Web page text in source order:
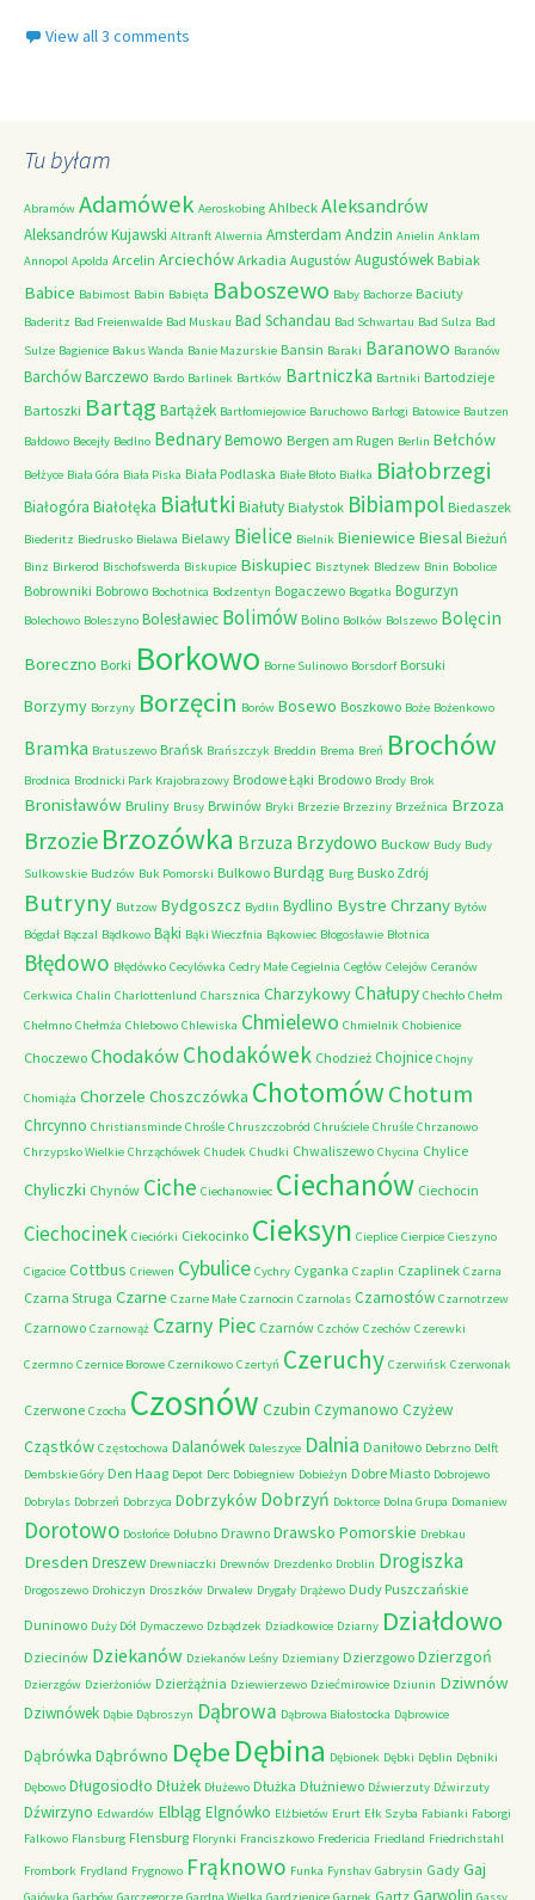
View all 3 comments
Tu byłam
Abramów Adamówek Aeroskobing Ahlbeck Aleksandrów
Aleksandrów Kujawski Altranft Alwernia Amsterdam Andzin Anielin Anklam
Annopol Apolda Arcelin Arciechów Arkadia Augustów Augustówek Babiak
Babice Babimost Babin Babięta Baboszewo Baby Bachorze Baciuty
Baderitz Bad Freienwalde Bad Muskau Bad Schandau Bad Schwartau Bad Sulza Bad
Sulze Bagienice Bakus Wanda Banie Mazurskie Bansin Baraki Baranowo Baranów
BarchówBarczewo Bardo Barlinek Bartków Bartniczka Bartniki Bartodzieje
Bartoszki Bartąg Bartążek Bartłomiejowice Baruchowo Barłogi Batowice Bautzen
Bałdowo Becejły Bedlno BednaryBemowo Bergen am Rugen Berlin Bełchów
Bełżyce Biała Góra Biała Piska Biała Podlaska Białe Błoto Białka Białobrzegi
Białogóra Białołęka Białutki Białuty Białystok Bibiampol Biedaszek
Biederitz Biedrusko Bielawa Bielawy Bielice Bielnik Bieniewice Biesal Bieżuń
Binz Birkerod Bischofswerda Biskupice Biskupiec Bisztynek Bledzew Bnin Bobolice
Bobrowniki Bobrowo Bochotnica Bodzentyn Bogaczewo Bogatka Bogurzyn
Bolechowo Boleszyno Bolesławiec Bolimów Bolino Bolków Bolszewo Bolęcin
Boreczno Borki Borkowo Borne Sulinowo Borsdorf Borsuki
Borzymy Borzyny Borzęcin Borów Bosewo Boszkowo Boże Bożenkowo
Bramka Bratuszewo Brańsk Brańszczyk Breddin Brema Breń Brochów
Brodnica Brodnicki Park Krajobrazowy Brodowe Łąki Brodowo Brody Brok
Bronisławów Bruliny Brusy Brwinów Bryki Brzezie Brzeziny Brzeźnica Brzoza
Brzozie Brzozówka Brzuza Brzydowo Buckow Budy Budy
Sulkowskie Budzów Buk Pomorski Bulkowo Burdąg Burg Busko Zdrój
Butryny Butzow Bydgoszcz Bydlin Bydlino Bystre Chrzany Bytów
Bógdał Bączal Bądkowo Bąki Bąki Wieczfnia Bąkowiec Błogosławie Błotnica
Błędowo Błędówko Cecylówka Cedry Małe Cegielnia Cegłów Celejów Ceranów
Cerkwica Chalin Charlottenlund Charsznica CharzykowyChałupy Chechło Chełm
Chełmno Chełmża Chlebowo Chlewiska Chmielewo Chmielnik Chobienice
Choczewo ChodakówChodakówek Chodzież Chojnice Chojny
Chomiąża Chorzele Choszczówka ChotomówChotum
Chrcynno Christiansminde Chrośle Chruszczobród Chruściele Chruśle Chrzanowo
Chrzypsko Wielkie Chrząchówek Chudek Chudki Chwaliszewo Chycina Chylice
Chyliczki Chynów Ciche Ciechanowiec Ciechanów Ciechocin
Ciechocinek Cieciórki Ciekocinko Cieksyn Cieplice Cierpice Cieszyno
Cigacice Cottbus Criewen Cybulice Cychry Cyganka Czaplin Czaplinek Czarna
Czarna Struga Czarne Czarne Małe Czarnocin Czarnolas Czarnostów Czarnotrzew
Czarnowo Czarnowąż Czarny Piec Czarnów Czchów Czechów Czerewki
Czermno Czernice Borowe Czernikowo Czertyń Czeruchy Czerwińsk Czerwonak
Czerwone Czocha Czosnów Czubin Czymanowo Czyżew
Cząstków Częstochowa Dalanówek Daleszyce Dalnia Daniłowo Debrzno Delft
Dembskie Góry Den Haag Depot Derc Dobiegniew Dobieżyn Dobre Miasto Dobrojewo
Dobrylas Dobrzeń Dobrzyca Dobrzyków Dobrzyń Doktorce Dolna Grupa Domaniew
Dorotowo Dosłońce Dołubno Drawno Drawsko Pomorskie Drebkau
Dresden Dreszew Drewniaczki Drewnów Drezdenko Droblin Drogiszka
Drogoszewo Drohiczyn Droszków Drwalew Drygały Drążewo Dudy Puszczańskie
Duninowo Duży Dół Dymaczewo Dzbądzek Dziadkowice Dziarny Działdowo
Dziecinów Dziekanów Dziekanów Leśny Dziemiany Dzierzgowo Dzierzgoń
Dzierzgów Dzierżoniów Dzierżążnia Dziewierzewo Dziećmirowice Dziunin Dziwnów
Dziwnówek Dąbie Dąbroszyn Dąbrowa Dąbrowa Białostocka Dąbrowice
Dąbrówka Dąbrówno Dębe Dębina Dębionek Dębki Dęblin Dębniki
Dębowo Długosiodło Dłużek Dłużewo Dłużka Dłużniewo Dźwierzuty Dźwirzuty
Dźwirzyno Edwardów Elbląg Elgnówko Elżbietów Erurt Ełk Szyba Fabianki Faborgi
Falkowo Flansburg Flensburg Florynki Franciszkowo Fredericia Friedland Friedrichstahl
Frombork Frydland Frygnowo Frąknowo Funka Fynshav Gabrysin Gady Gaj
Gartz Garwolin